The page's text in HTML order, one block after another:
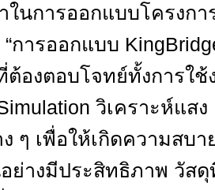
ในการออกแบบโครงก
“การออกแบบ
องตอบโจทย์ทั้งการใช้
วิเคราะห์แส
ๆ เพื่อให้เกิดความสบ
ย่างมีประสิทธิภาพ วัสดุ